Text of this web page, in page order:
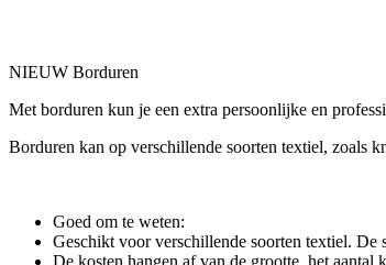
NIEUW Borduren
Met borduren kun je een extra persoonlijke en
Borduren kan op verschillende soorten textiel, zoals
Goed om te weten:
Geschikt voor verschillende soorten textiel. De